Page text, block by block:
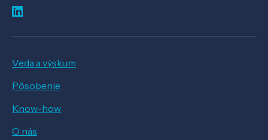
Veda a výskum
Pôsobenie
Know-how
O nás